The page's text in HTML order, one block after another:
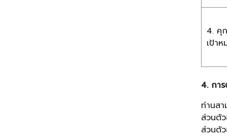
4. คุ
เป้า
4. กา
ท่านส
ส่วนตั
ส่วนตั